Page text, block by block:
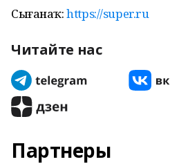
Сығанаҡ:https://super.ru
Читайте нас
Партнеры